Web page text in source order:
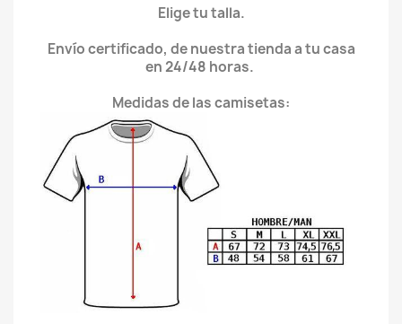
Elige tu talla.
Envío certificado, de nuestra tienda a tu casa
en 24/48 horas.
Medidas de las camisetas: